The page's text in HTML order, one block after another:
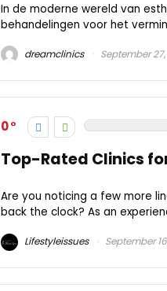
In de moderne wereld van
behandelingen voor het
dreamclinics September
0
Top-Rated Clinics
Are you noticing a few more
back the clock? As an
Lifestyleissues September